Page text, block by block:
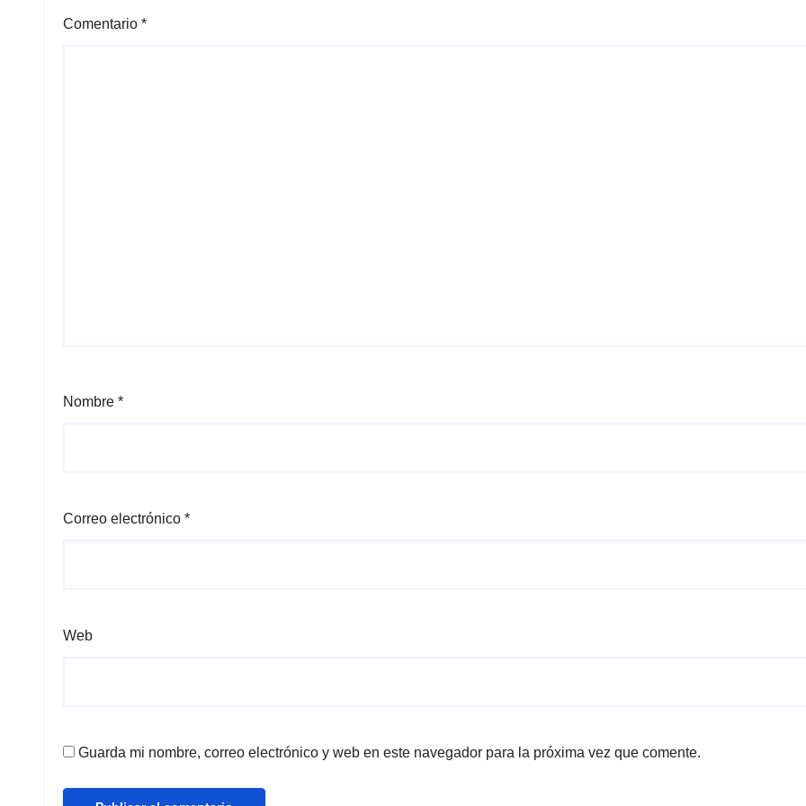
Comentario *
Nombre *
Correo electrónico *
Web
Guarda mi nombre, correo electrónico y web en este navegador para la próxima vez que comente.